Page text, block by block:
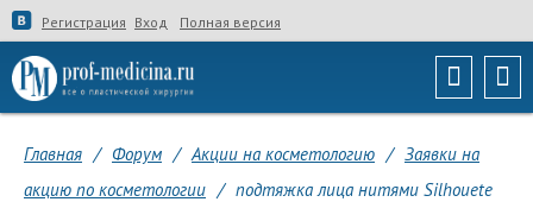
Регистрация Вход Полная версия
Главная / Форум / Акции на косметологию / Заявки на
акцию по косметологии / подтяжка лица нитями Silhouete